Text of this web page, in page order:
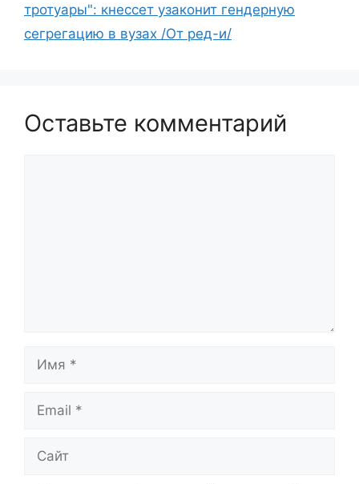
тротуары": кнессет узаконит гендерную
сегрегацию в вузах /От ред-и/
Оставьте комментарий
Имя
Email
Сайт